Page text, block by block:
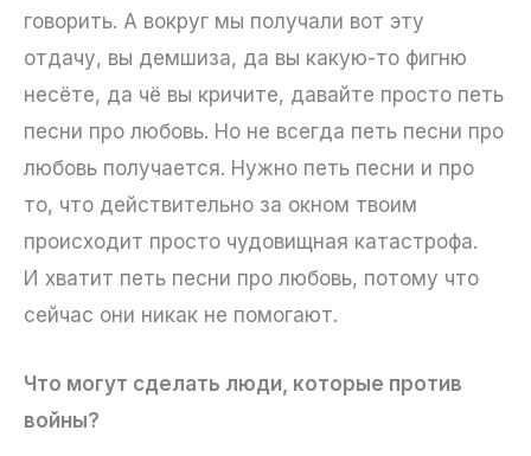
говорить. А вокруг мы получали вот эту
отдачу, вы демшиза, да вы какую-то фигню
несёте, да чё вы кричите, давайте просто петь
песни про любовь. Но не всегда петь песни про
любовь получается. Нужно петь песни и про
то, что действительно за окном твоим
происходит просто чудовищная катастрофа.
И хватит петь песни про любовь, потому что
сейчас они никак не помогают.
Что могут сделать люди, которые против
войны?